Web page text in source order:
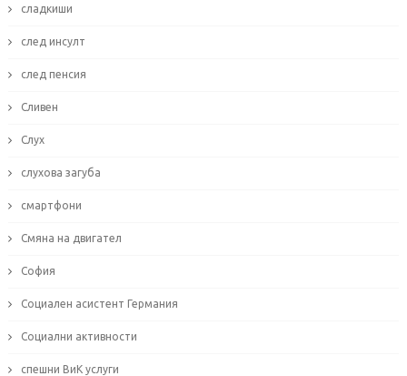
сладкиши
след инсулт
след пенсия
Сливен
Слух
слухова загуба
смартфони
Смяна на двигател
София
Социален асистент Германия
Социални активности
спешни ВиК услуги